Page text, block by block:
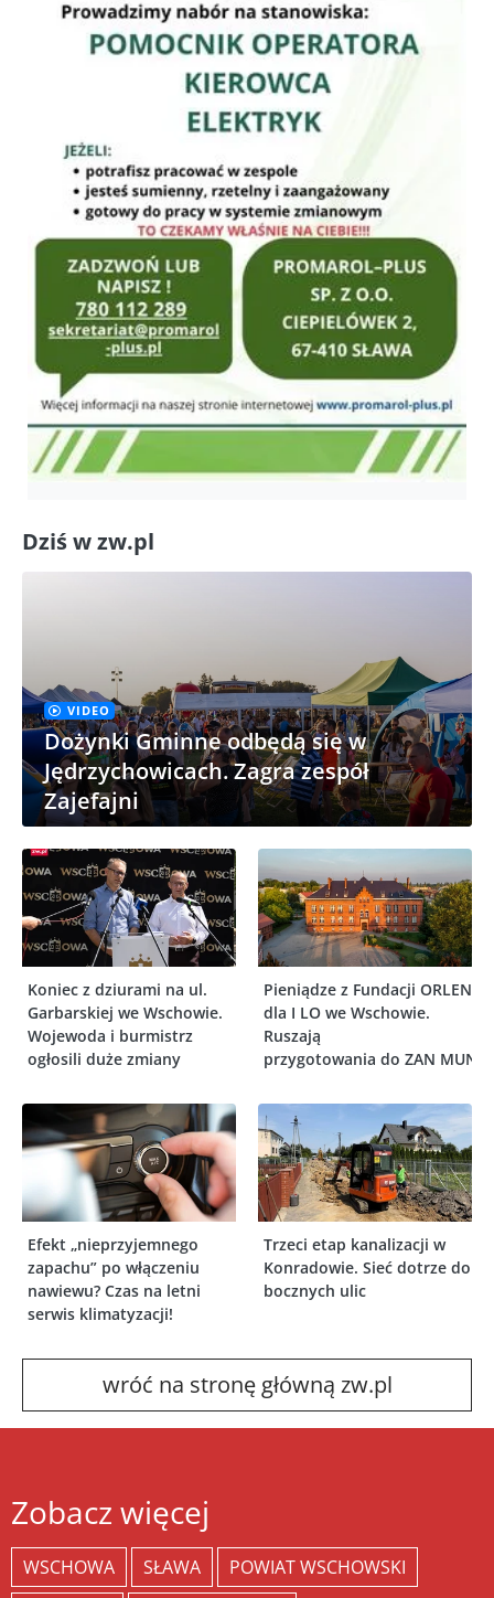
Dziś w zw.pl
VIDEO
Dożynki Gminne odbędą się w
Jędrzychowicach. Zagra zespół
Zajefajni
Koniec z dziurami na ul.
Garbarskiej we Wschowie.
Wojewoda i burmistrz
ogłosili duże zmiany
Pieniądze z Fundacji ORLEN
dla I LO we Wschowie.
Ruszają
przygotowania do ZAN MUN
Efekt „nieprzyjemnego
zapachu” po włączeniu
nawiewu? Czas na letni
serwis klimatyzacji!
Trzeci etap kanalizacji w
Konradowie. Sieć dotrze do
bocznych ulic
wróć na stronę główną zw.pl
Zobacz więcej
WSCHOWA SŁAWA
POWIAT WSCHOWSKI